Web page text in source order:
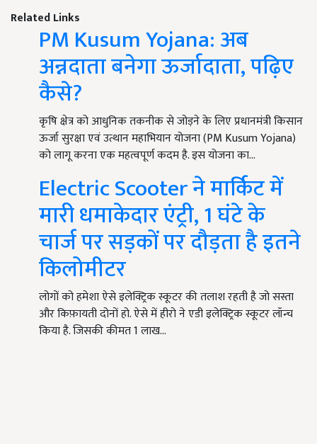
Related Links
PM Kusum Yojana: अब
अन्नदाता बनेगा ऊर्जादाता, पढ़िए
कैसे?
कृषि क्षेत्र को आधुनिक तकनीक से जोड़ने के लिए प्रधानमंत्री किसान
ऊर्जा सुरक्षा एवं उत्थान महाभियान योजना (PM Kusum Yojana)
को लागू करना एक महत्वपूर्ण कदम है. इस योजना का…
Electric Scooter ने मार्किट में
मारी धमाकेदार एंट्री, 1 घंटे के
चार्ज पर सड़कों पर दौड़ता है इतने
किलोमीटर
लोगों को हमेशा ऐसे इलेक्ट्रिक स्कूटर की तलाश रहती है जो सस्ता
और किफ़ायती दोनों हो. ऐसे में हीरो ने एडी इलेक्ट्रिक स्कूटर लॉन्च
किया है. जिसकी कीमत 1 लाख…